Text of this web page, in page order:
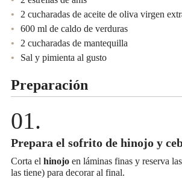
2 cucharadas de aceite de oliva virgen
600 ml de caldo de verduras
2 cucharadas de mantequilla
Sal y pimienta al gusto
Preparación
Prepara el sofrito de hinojo y
Corta el hinojo en láminas finas y reserva
las tiene) para decorar al final.